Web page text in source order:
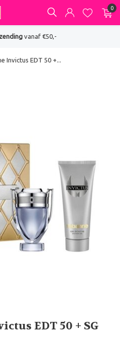
0
vanaf €50,-
Invictus EDT 50 +...
EDT 50 + SG